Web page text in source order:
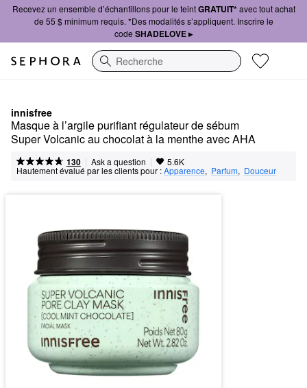
Recevez un ensemble d’échantillons pour le teintGRATUIT*avec tout achat
de 55 $ minimum requis. *Des modalités s’appliquent. Inscrire le
code SHADELOVE ▸
Recherche
innisfree
Masque à l’argile purifiant régulateur de sébum
Super Volcanic au chocolat à la menthe avec AHA
130 | Ask a question | 5.6K
Hautement évalué par les clients pour :Apparence, Parfum, Douceur